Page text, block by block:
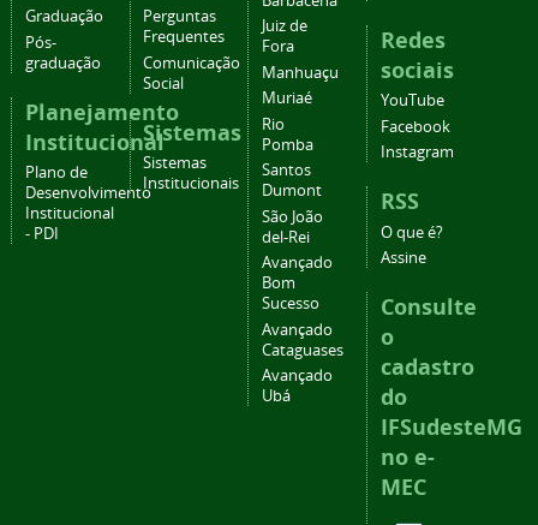
Graduação
Pós-
graduação
Planejamento
Institucional
Plano de
Desenvolvimento
Institucional
- PDI
Perguntas
Frequentes
Comunicação
Social
Sistemas
Sistemas
Institucionais
Juiz de
Fora
Manhuaçu
Muriaé
Rio
Pomba
Santos
Dumont
São João
del-Rei
Avançado
Bom
Sucesso
Avançado
Cataguases
Avançado
Ubá
Redes
sociais
YouTube
Facebook
Instagram
RSS
O que é?
Assine
Consulte
o
cadastro
do
IFSudesteMG
no e-
MEC